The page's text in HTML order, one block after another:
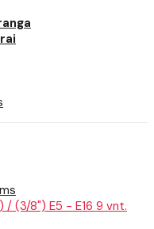
/ (3/8") E5 - E16 9 vnt.